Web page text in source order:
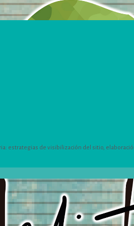
estrategias de visibilización del sitio,